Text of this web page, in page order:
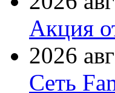
Акция
2026
Сеть